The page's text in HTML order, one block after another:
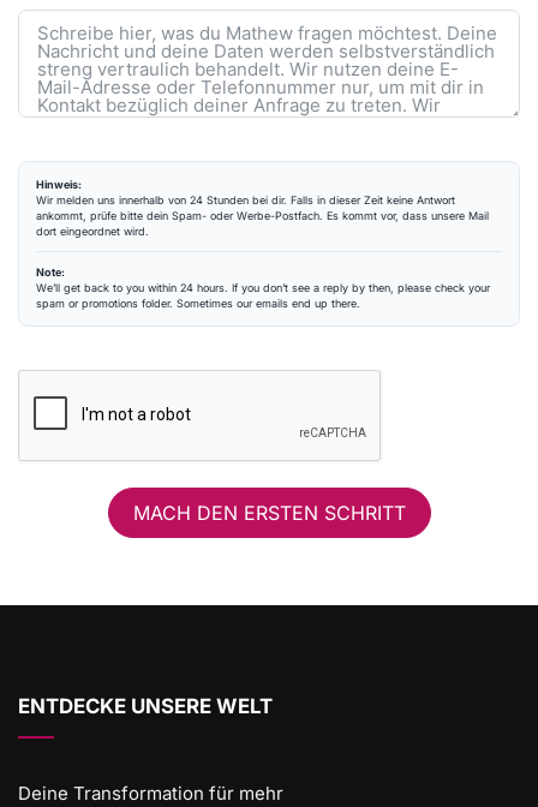
Hinweis:
Wir melden uns innerhalb von 24 Stunden bei dir. Falls in dieser Zeit keine Antwort
ankommt, prüfe bitte dein Spam- oder Werbe-Postfach. Es kommt vor, dass unsere Mail
dort eingeordnet wird.
Note:
We’ll get back to you within 24 hours. If you don’t see a reply by then, please check your
spam or promotions folder. Sometimes our emails end up there.
MACH DEN ERSTEN SCHRITT
ENTDECKE UNSERE WELT
Deine Transformation für mehr